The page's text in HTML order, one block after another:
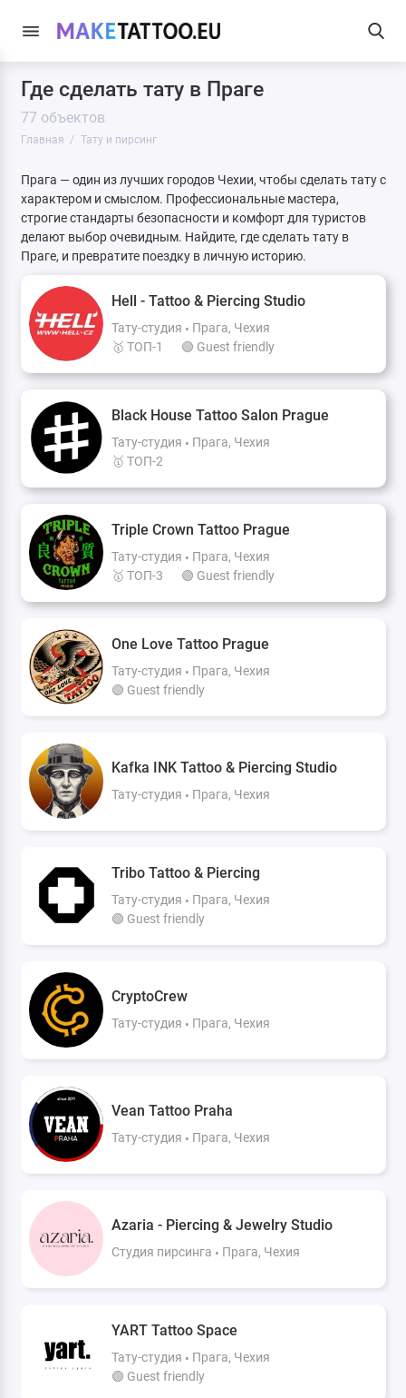
Где сделать тату в Праге
77 объектов
Главная Тату и пирсинг
Прага — один из лучших городов Чехии, чтобы сделать тату с
характером и смыслом. Профессиональные мастера,
строгие стандарты безопасности и комфорт для туристов
делают выбор очевидным. Найдите, где сделать тату в
Праге, и превратите поездку в личную историю.
Hell - Tattoo & Piercing Studio
Тату-студия
Прага, Чехия
🥇 ТОП-1
🟢 Guest friendly
Black House Tattoo Salon Prague
Тату-студия
Прага, Чехия
🥇 ТОП-2
Triple Crown Tattoo Prague
Тату-студия
Прага, Чехия
🥇 ТОП-3
🟢 Guest friendly
One Love Tattoo Prague
Тату-студия
Прага, Чехия
🟢 Guest friendly
Kafka INK Tattoo & Piercing Studio
Тату-студия Прага, Чехия
Tribo Tattoo & Piercing
Тату-студия
Прага, Чехия
🟢 Guest friendly
CryptoCrew
Тату-студия Прага, Чехия
Vean Tattoo Praha
Тату-студия Прага, Чехия
Azaria - Piercing & Jewelry Studio
Студия пирсинга Прага, Чехия
YART Tattoo Space
Тату-студия
Прага, Чехия
🟢 Guest friendly